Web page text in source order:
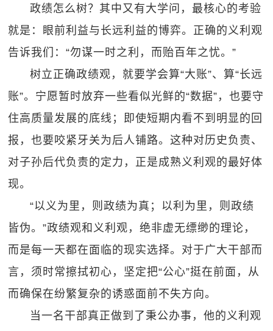
政绩怎么树？其中又有大学问，最核心的考验
就是：眼前利益与长远利益的博弈。正确的义利观
告诉我们：“勿谋一时之利，而贻百年之忧。”
树立正确政绩观，就要学会算“大账”、算“长远
账”。宁愿暂时放弃一些看似光鲜的“数据”，也要守
住高质量发展的底线；即使短期内看不到明显的回
报，也要咬紧牙关为后人铺路。这种对历史负责、
对子孙后代负责的定力，正是成熟义利观的最好体
现。
“以义为里，则政绩为真；以利为里，则政绩
皆伪。”政绩观和义利观，绝非虚无缥缈的理论，
而是每一天都在面临的现实选择。对于广大干部而
言，须时常擦拭初心，坚定把“公心”挺在前面，从
而确保在纷繁复杂的诱惑面前不失方向。
当一名干部真正做到了秉公办事，他的义利观